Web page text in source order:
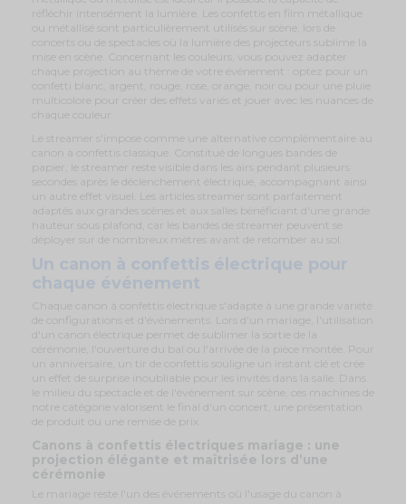
réfléchir intensément la lumière. Les confettis en film métallique
ou métallisé sont particulièrement utilisés sur scène, lors de
concerts ou de spectacles où la lumière des projecteurs sublime la
mise en scène. Concernant les couleurs, vous pouvez adapter
chaque projection au thème de votre événement : optez pour un
confetti blanc, argent, rouge, rose, orange, noir ou pour une pluie
multicolore pour créer des effets variés et jouer avec les nuances de
chaque couleur.
Le streamer s'impose comme une alternative complémentaire au
canon à confettis classique. Constitué de longues bandes de
papier, le streamer reste visible dans les airs pendant plusieurs
secondes après le déclenchement électrique, accompagnant ainsi
un autre effet visuel. Les articles streamer sont parfaitement
adaptés aux grandes scènes et aux salles bénéficiant d'une grande
hauteur sous plafond, car les bandes de streamer peuvent se
déployer sur de nombreux mètres avant de retomber au sol.
Un canon à confettis électrique pour
chaque événement
Chaque canon à confettis électrique s'adapte à une grande variété
de configurations et d'événements. Lors d'un mariage, l'utilisation
d'un canon électrique permet de sublimer la sortie de la
cérémonie, l'ouverture du bal ou l'arrivée de la pièce montée. Pour
un anniversaire, un tir de confettis souligne un instant clé et crée
un effet de surprise inoubliable pour les invités dans la salle. Dans
le milieu du spectacle et de l'événement sur scène, ces machines de
notre catégorie valorisent le final d'un concert, une présentation
de produit ou une remise de prix.
Canons à confettis électriques mariage : une
projection élégante et maîtrisée lors d’une
cérémonie
Le mariage reste l'un des événements où l'usage du canon à